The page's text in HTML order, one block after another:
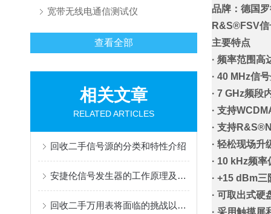
宽带无线电通信测试仪
查看全部
相关文章
RELATED ARTICLES
回收二手信号源的分类和特性介绍
安捷伦信号发生器的工作原理及结构介绍
回收二手万用表将面临的挑战以及未来发展机遇
品牌：德国
R&S®FSV信
主要特点
· 频率范围高
· 40 MHz信
· 7 GHz频段
· 支持
· 支持
· 轻松现场升
· 10 kHz频
· +15 dBm
· 可取出式硬
· 采用触摸屏